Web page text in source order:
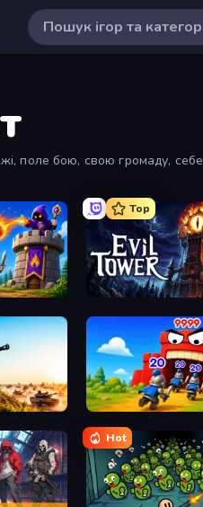
поле бою, свою громаду,
Top
Evil Tower
TimeWarriors
Hot